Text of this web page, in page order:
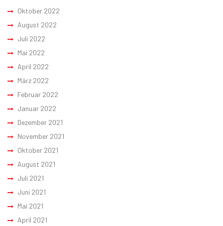
Oktober 2022
August 2022
Juli 2022
Mai 2022
April 2022
März 2022
Februar 2022
Januar 2022
Dezember 2021
November 2021
Oktober 2021
August 2021
Juli 2021
Juni 2021
Mai 2021
April 2021